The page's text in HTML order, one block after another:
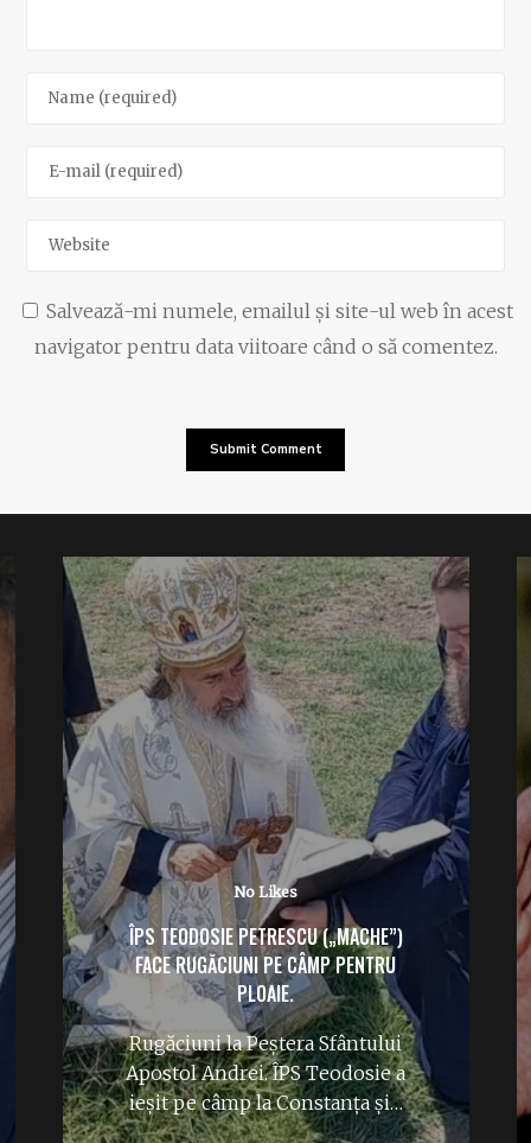
Salvează-mi numele, emailul și site-ul web în acest
navigator pentru data viitoare când o să comentez.
No Likes
ÎPS TEODOSIE PETRESCU („MACHE”)
FACE RUGĂCIUNI PE CÂMP PENTRU
PLOAIE.
Rugăciuni la Peștera Sfântului
Apostol Andrei. ÎPS Teodosie a
ieșit pe câmp la Constanța și…